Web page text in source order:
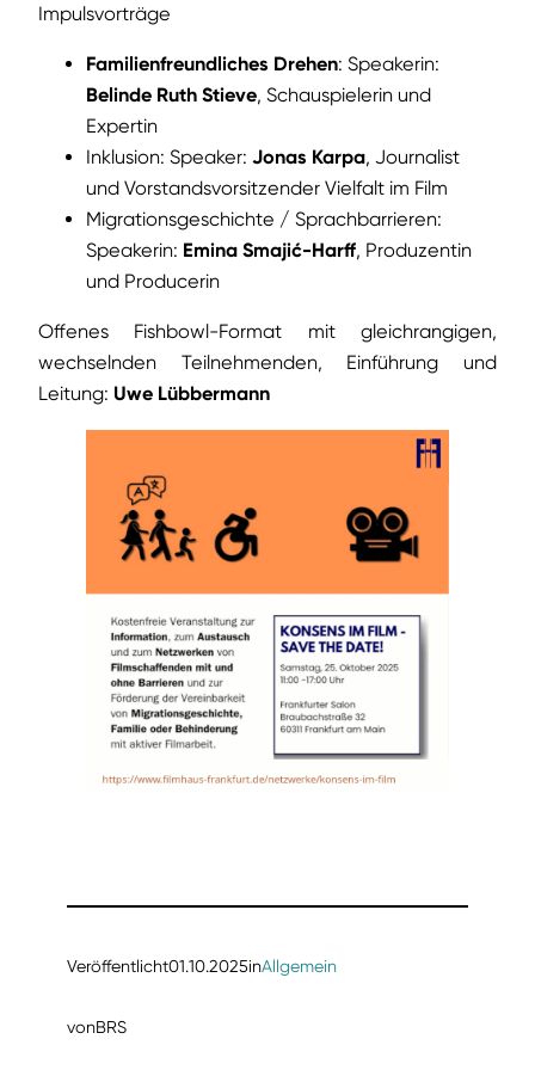
Impulsvorträge
Familienfreundliches Drehen: Speakerin:
Belinde Ruth Stieve, Schauspielerin und
Expertin
Inklusion: Speaker: Jonas Karpa, Journalist
und Vorstandsvorsitzender Vielfalt im Film
Migrationsgeschichte / Sprachbarrieren:
Speakerin: Emina Smajić-Harff, Produzentin
und Producerin
Offenes Fishbowl-Format mit gleichrangigen,
wechselnden Teilnehmenden, Einführung und
Leitung: Uwe Lübbermann
Veröffentlicht01.10.2025inAllgemein
vonBRS